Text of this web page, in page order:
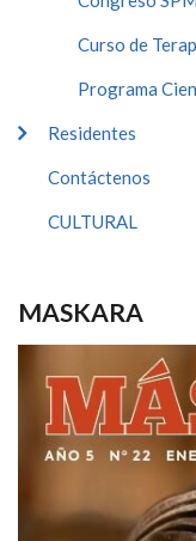
Curso de
Programa
Residentes
Contáctenos
CULTURAL
MASKARA